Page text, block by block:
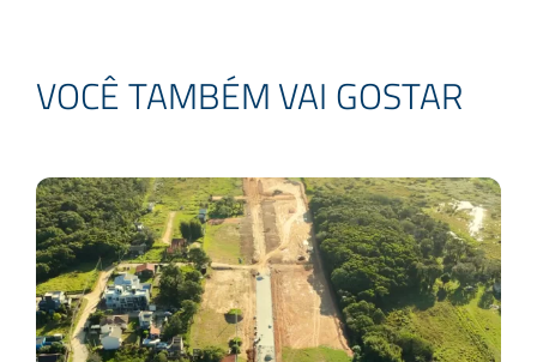
VOCÊ TAMBÉM VAI GOSTAR